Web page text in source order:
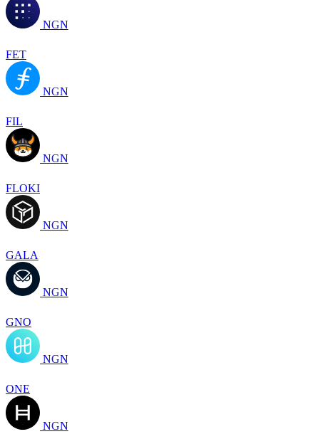
NGN
FET
NGN
FIL
NGN
FLOKI
NGN
GALA
NGN
GNO
NGN
ONE
NGN